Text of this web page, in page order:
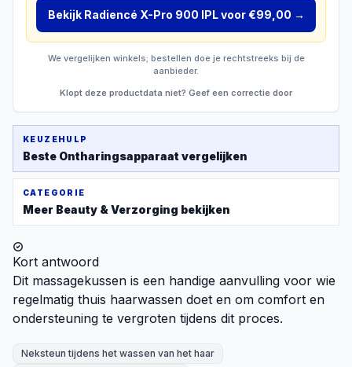
Bekijk Radiencé X-Pro 900 IPLvoor €99,00 →
We vergelijken winkels; bestellen doe je rechtstreeks bij de
aanbieder.
Klopt deze productdata niet? Geef een correctie door
KEUZEHULP
Beste Ontharingsapparaat vergelijken
CATEGORIE
Meer Beauty & Verzorging bekijken
Kort antwoord
Dit massagekussen is een handige aanvulling voor wie
regelmatig thuis haarwassen doet en om comfort en
ondersteuning te vergroten tijdens dit proces.
Neksteun tijdens het wassen van het haar